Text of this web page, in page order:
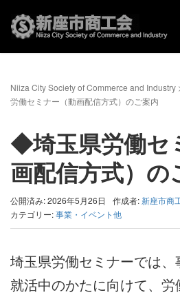
Niiza City Society of Commerce and Industry
労働セミナー（動画配信方式）のご案内
◆埼玉県労働セ
画配信方式）の
公開済み: 2026年5月26日 作成者:新座市商
カテゴリー:事業・イベント他
埼玉県労働セミナーでは、
就活中のかたに向けて、